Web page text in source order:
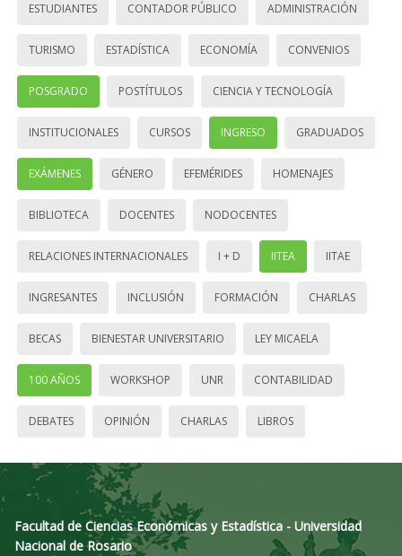
ESTUDIANTES CONTADOR PÚBLICO ADMINISTRACIÓN
TURISMO ESTADÍSTICA ECONOMÍA CONVENIOS
POSGRADO POSTÍTULOS CIENCIA Y TECNOLOGÍA
INSTITUCIONALES CURSOS INGRESO GRADUADOS
EXÁMENES GÉNERO EFEMÉRIDES HOMENAJES
BIBLIOTECA DOCENTES NODOCENTES
RELACIONES INTERNACIONALES I + D IITEA IITAE
INGRESANTES INCLUSIÓN FORMACIÓN CHARLAS
BECAS BIENESTAR UNIVERSITARIO LEY MICAELA
100 AÑOS WORKSHOP UNR CONTABILIDAD
DEBATES OPINIÓN CHARLAS LIBROS
Facultad de Ciencias Económicas y Estadística - Universidad
Nacional de Rosario